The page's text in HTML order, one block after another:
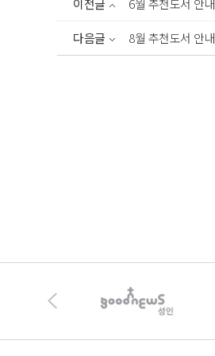
이전글 6월 추천도서 안내
다음글 8월 추천도서 안내